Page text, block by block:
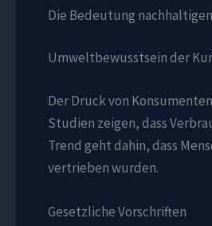
Die Bedeutung
Umweltbewusstsein der
Der Druck von
Studien zeigen, dass
Trend geht dahin, dass
vertrieben wurden.
Gesetzliche Vorschriften